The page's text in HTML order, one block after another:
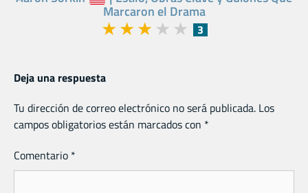
Marcaron el Drama
★★★★ ★ 3
Deja una respuesta
Tu dirección de correo electrónico no será publicada. Los
campos obligatorios están marcados con *
Comentario *